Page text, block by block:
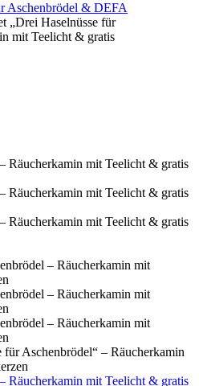
Aschenbrödel & DEFA
„Drei Haselnüsse für
mit Teelicht & gratis
für Aschenbrödel“ – Räucherkamin